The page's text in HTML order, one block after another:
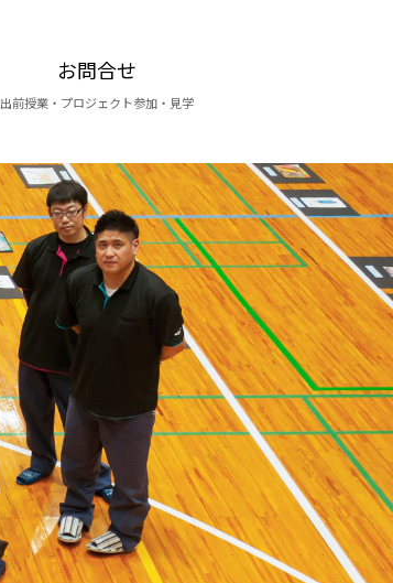
お問合せ
出前授業・プロジェクト参加・見学